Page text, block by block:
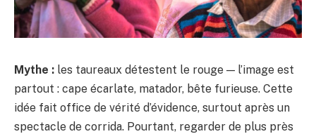
Mythe : les taureaux détestent le rouge — l’image est
partout : cape écarlate, matador, bête furieuse. Cette
idée fait office de vérité d’évidence, surtout après un
spectacle de corrida. Pourtant, regarder de plus près